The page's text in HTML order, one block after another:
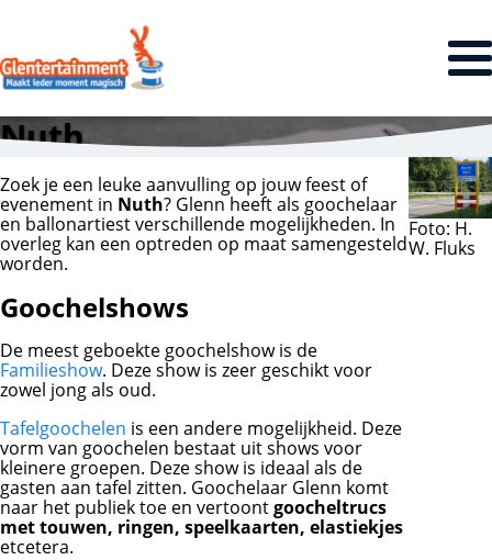
Nuth
Zoek je een leuke aanvulling op jouw feest of
evenement in Nuth? Glenn heeft als goochelaar
en ballonartiest verschillende mogelijkheden. In
overleg kan een optreden op maat samengesteld
worden.
Goochelshows
De meest geboekte goochelshow is de
Familieshow. Deze show is zeer geschikt voor
zowel jong als oud.
Tafelgoochelen is een andere mogelijkheid. Deze
vorm van goochelen bestaat uit shows voor
kleinere groepen. Deze show is ideaal als de
gasten aan tafel zitten. Goochelaar Glenn komt
naar het publiek toe en vertoontgoocheltrucs
met touwen, ringen, speelkaarten, elastiekjes
etcetera.
Foto: H.
W. Fluks